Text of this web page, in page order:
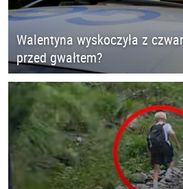
Walentyna wyskoczyła z
przed gwałtem?